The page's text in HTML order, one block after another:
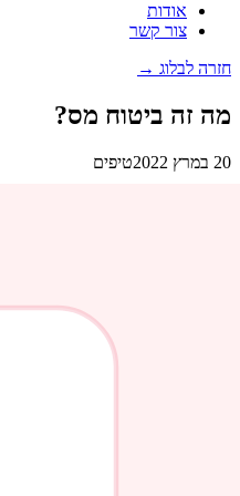
אודות
צור קשר
חזרה לבלוג →
מה זה ביטוח מס?
20 במרץ 2022 טיפים
אחת. אבל אנחנו כאן לספר לכם
ישנן מספר דרכים לעקוף את